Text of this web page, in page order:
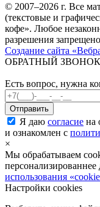
© 2007–2026 г. Все
(текстовые и
кофе». Любое
разрешения
Создание сайта
ОБРАТНЫЙ ЗВОНОК
Есть вопрос, нужна
Я даю согласие на
и ознакомлен с
×
Мы обрабатываем
использования
Настройки cookies